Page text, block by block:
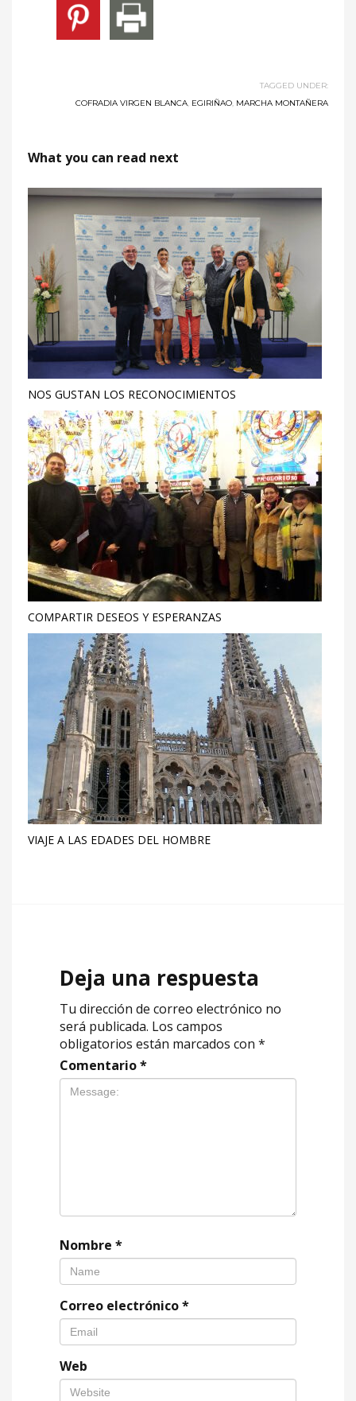
TAGGED UNDER:
COFRADIA VIRGEN BLANCA, EGIRIÑAO, MARCHA MONTAÑERA
What you can read next
NOS GUSTAN LOS RECONOCIMIENTOS
COMPARTIR DESEOS Y ESPERANZAS
VIAJE A LAS EDADES DEL HOMBRE
Deja una respuesta
Tu dirección de correo electrónico no
será publicada. Los campos
obligatorios están marcados con *
Comentario*
Nombre *
Correo electrónico*
Web